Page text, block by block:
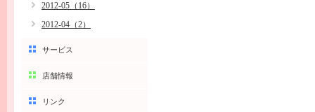
2012-05（16）
2012-04（2）
サービス
店舗情報
リンク